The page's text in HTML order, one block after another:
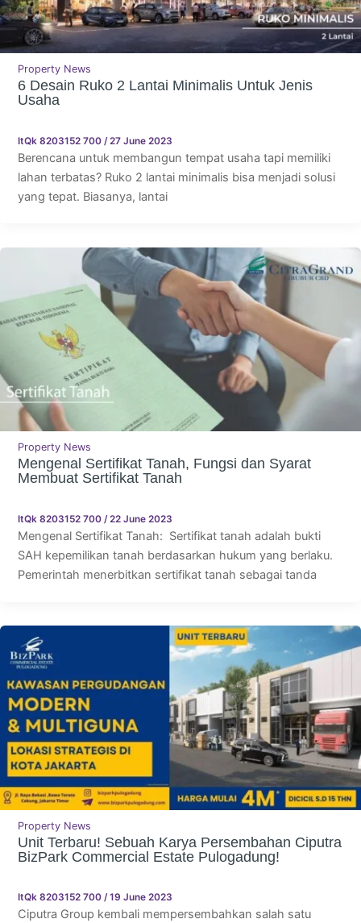
Property News
6 Desain Ruko 2 Lantai Minimalis Untuk Jenis
Usaha
ItQk 8203152 700 /27 June 2023
Berencana untuk membangun tempat usaha tapi memiliki
lahan terbatas? Ruko 2 lantai minimalis bisa menjadi solusi
yang tepat. Biasanya, lantai
Property News
Mengenal Sertifikat Tanah, Fungsi dan Syarat
Membuat Sertifikat Tanah
ItQk 8203152 700 /22 June 2023
Mengenal Sertifikat Tanah: Sertifikat tanah adalah bukti
SAH kepemilikan tanah berdasarkan hukum yang berlaku.
Pemerintah menerbitkan sertifikat tanah sebagai tanda
Property News
Unit Terbaru! Sebuah Karya Persembahan Ciputra
BizPark Commercial Estate Pulogadung!
ItQk 8203152 700 /19 June 2023
Ciputra Group kembali mempersembahkan salah satu